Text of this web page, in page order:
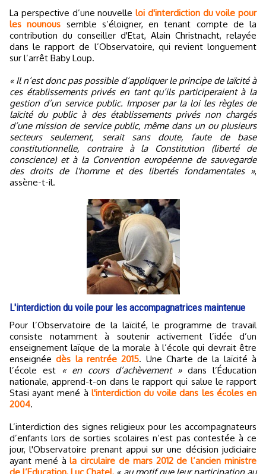
La perspective d’une nouvelle loi d'interdiction du voile pour
les nounous semble s’éloigner, en tenant compte de la
contribution du conseiller d'Etat, Alain Christnacht, relayée
dans le rapport de l’Observatoire, qui revient longuement
sur l’arrêt Baby Loup.
« Il n’est donc pas possible d’appliquer le principe de laïcité à
ces établissements privés en tant qu’ils participeraient à la
gestion d’un service public. Imposer par la loi les règles de
laïcité du public à des établissements privés non chargés
d’une mission de service public, même dans un ou plusieurs
secteurs seulement, serait sans doute, faute de base
constitutionnelle, contraire à la Constitution (liberté de
conscience) et à la Convention européenne de sauvegarde
des droits de l'homme et des libertés fondamentales »,
assène-t-il.
L'interdiction du voile pour les accompagnatrices maintenue
Pour l’Observatoire de la laïcité, le programme de travail
consiste notamment à soutenir activement l’idée d’un
enseignement laïque de la morale à l’école qui devrait être
enseignéedès la rentrée 2015. Une Charte de la laïcité à
l’école est
« en cours d’achèvement »dans l’Éducation
nationale, apprend-t-on dans le rapport qui salue le rapport
Stasi ayant mené à l'interdiction du voile dans les écoles en
2004.
L’interdiction des signes religieux pour les accompagnateurs
d’enfants lors de sorties scolaires n’est pas contestée à ce
jour, l'Observatoire prenant appui sur une décision judiciaire
ayant mené àla circulaire de mars 2012 de l’ancien ministre
de l’Education, Luc Chatel, « au motif que leur participation au